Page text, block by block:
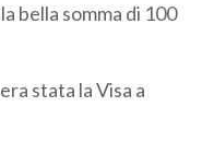
bella somma di 100
stata la Visa a